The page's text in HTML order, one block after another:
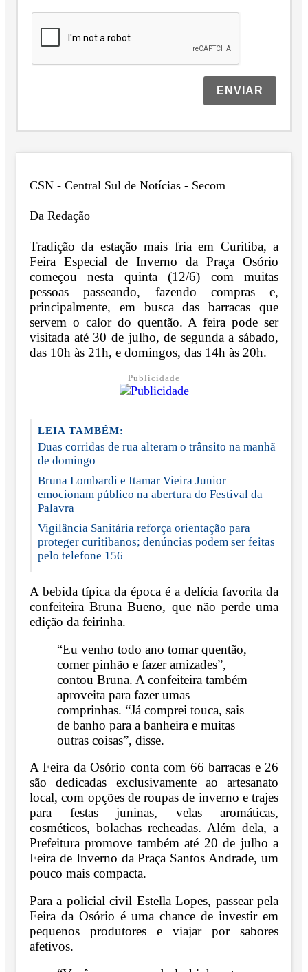
ENVIAR
CSN - Central Sul de Notícias - Secom
Da Redação
Tradição da estação mais fria em Curitiba, a
Feira Especial de Inverno da Praça Osório
começou nesta quinta (12/6) com muitas
pessoas passeando, fazendo compras e,
principalmente, em busca das barracas que
servem o calor do quentão. A feira pode ser
visitada até 30 de julho, de segunda a sábado,
das 10h às 21h, e domingos, das 14h às 20h.
Publicidade
LEIA TAMBÉM:
Duas corridas de rua alteram o trânsito na manhã
de domingo
Bruna Lombardi e Itamar Vieira Junior
emocionam público na abertura do Festival da
Palavra
Vigilância Sanitária reforça orientação para
proteger curitibanos; denúncias podem ser feitas
pelo telefone 156
A bebida típica da época é a delícia favorita da
confeiteira Bruna Bueno, que não perde uma
edição da feirinha.
“Eu venho todo ano tomar quentão,
comer pinhão e fazer amizades”,
contou Bruna. A confeiteira também
aproveita para fazer umas
comprinhas. “Já comprei touca, sais
de banho para a banheira e muitas
outras coisas”, disse.
A Feira da Osório conta com 66 barracas e 26
são dedicadas exclusivamente ao artesanato
local, com opções de roupas de inverno e trajes
para festas juninas, velas aromáticas,
cosméticos, bolachas recheadas. Além dela, a
Prefeitura promove também até 20 de julho a
Feira de Inverno da Praça Santos Andrade, um
pouco mais compacta.
Para a policial civil Estella Lopes, passear pela
Feira da Osório é uma chance de investir em
pequenos produtores e viajar por sabores
afetivos.